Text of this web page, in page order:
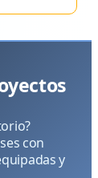
con
y